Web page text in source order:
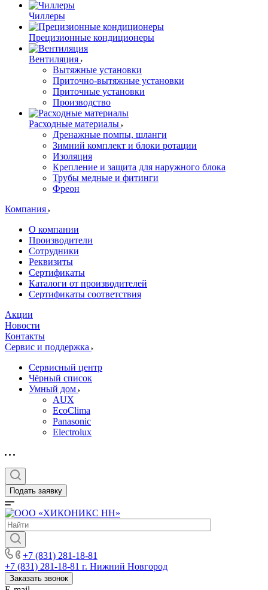
Чиллеры
Прецизионные кондиционеры
Вентиляция
Вытяжные установки
Приточно-вытяжные установки
Приточные установки
Производство
Расходные материалы
Дренажные помпы, шланги
Зимний комплект и блоки ротации
Изоляция
Крепление и защита для наружного блока
Трубы медные и фитинги
Фреон
Компания
О компании
Производители
Сотрудники
Реквизиты
Сертификаты
Каталоги от производителей
Сертификаты соответствия
Акции
Новости
Контакты
Сервис и поддержка
Сервисный центр
Чёрный список
Умный дом
AUX
EcoClima
Panasonic
Electrolux
Подать заявку
+7 (831) 281-18-81
+7 (831) 281-18-81 г. Нижний Новгород
Заказать звонок